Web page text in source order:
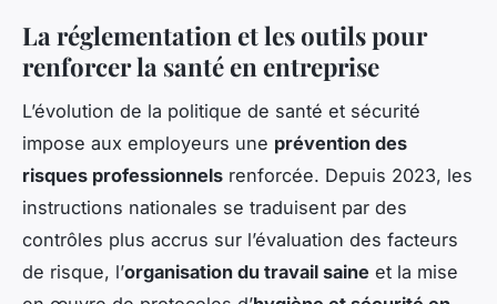
La réglementation et les outils pour
renforcer la santé en entreprise
L’évolution de la politique de santé et sécurité
impose aux employeurs une prévention des
risques professionnels renforcée. Depuis 2023, les
instructions nationales se traduisent par des
contrôles plus accrus sur l’évaluation des facteurs
de risque, l’organisation du travail saine et la mise